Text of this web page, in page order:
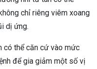
chỉ riêng viêm xoang
dị ứng.
có thể căn cứ vào mức
để gia giảm một số vị